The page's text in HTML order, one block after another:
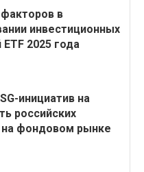
факторов в
инвестиционных
ETF 2025 года
инициатив на
российских
на фондовом рынке